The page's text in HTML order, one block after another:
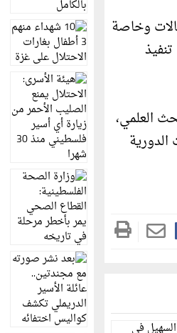
وخاصة
العلمي،